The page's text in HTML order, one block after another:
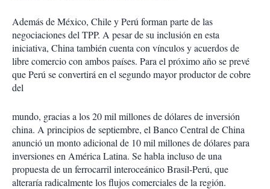
Además de México, Chile y Perú forman parte de las
negociaciones del TPP. A pesar de su inclusión en esta
iniciativa, China también cuenta con vínculos y acuerdos de
libre comercio con ambos países. Para el próximo año se prevé
que Perú se convertirá en el segundo mayor productor de cobre
del
mundo, gracias a los 20 mil millones de dólares de inversión
china. A principios de septiembre, el Banco Central de China
anunció un monto adicional de 10 mil millones de dólares para
inversiones en América Latina. Se habla incluso de una
propuesta de un ferrocarril interoceánico Brasil-Perú, que
alteraría radicalmente los flujos comerciales de la región.